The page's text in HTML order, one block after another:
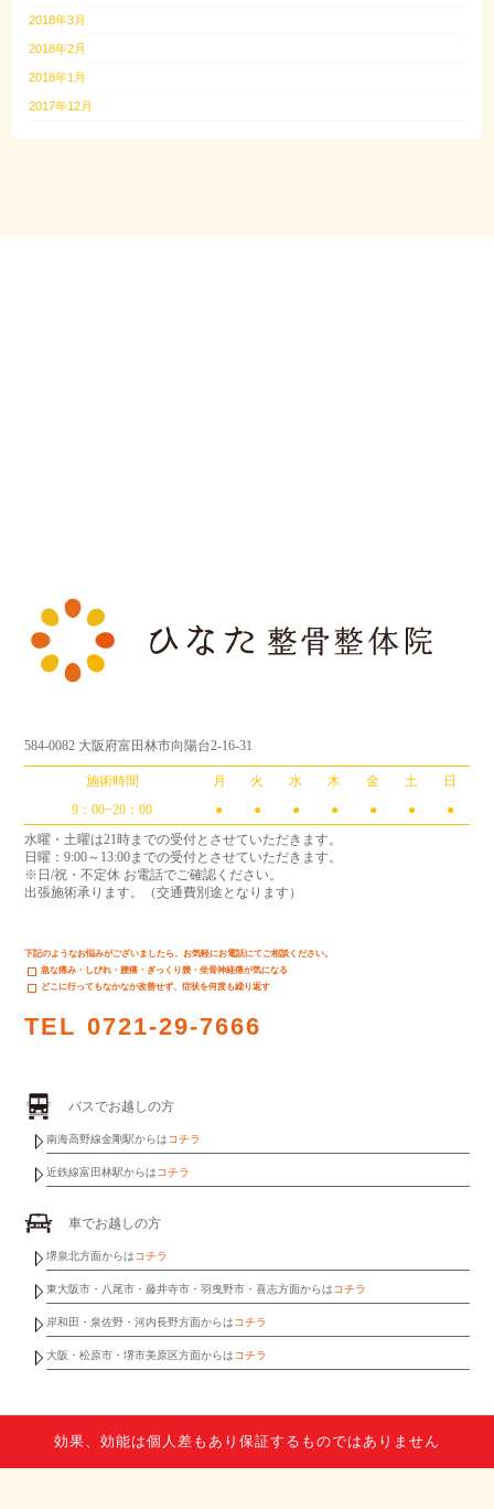
2018年3月
2018年2月
2018年1月
2017年12月
584-0082 大阪府富田林市向陽台2-16-31
施術時間 月 火 水 木 金 土
日
9：00−20：00
● ● ● ● ● ●
●
水曜・土曜は21時までの受付とさせていただきます。
日曜：9:00～13:00までの受付とさせていただきます。
※日/祝・不定休 お電話でご確認ください。
出張施術承ります。（交通費別途となります）
下記のようなお悩みがございましたら、お気軽にお電話にてご相談ください。
急な痛み・しびれ・腰痛・ぎっくり腰・坐骨神経痛が気になる
どこに行ってもなかなか改善せず、症状を何度も繰り返す
TEL 0721-29-7666
バスでお越しの方
南海高野線金剛駅からはコチラ
近鉄線富田林駅からはコチラ
車でお越しの方
堺泉北方面からはコチラ
東大阪市・八尾市・藤井寺市・羽曳野市・喜志方面からはコチラ
岸和田・泉佐野・河内長野方面からはコチラ
大阪・松原市・堺市美原区方面からはコチラ
効果、効能は個人差もあり保証するものではありません